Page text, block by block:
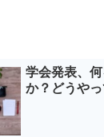
学会発表、
か？どうや